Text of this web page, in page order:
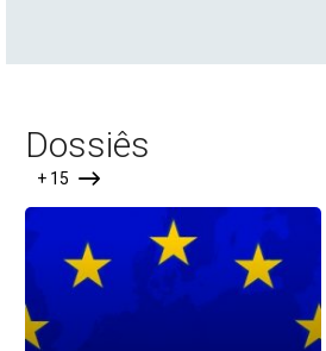
Dossiês
+ 15